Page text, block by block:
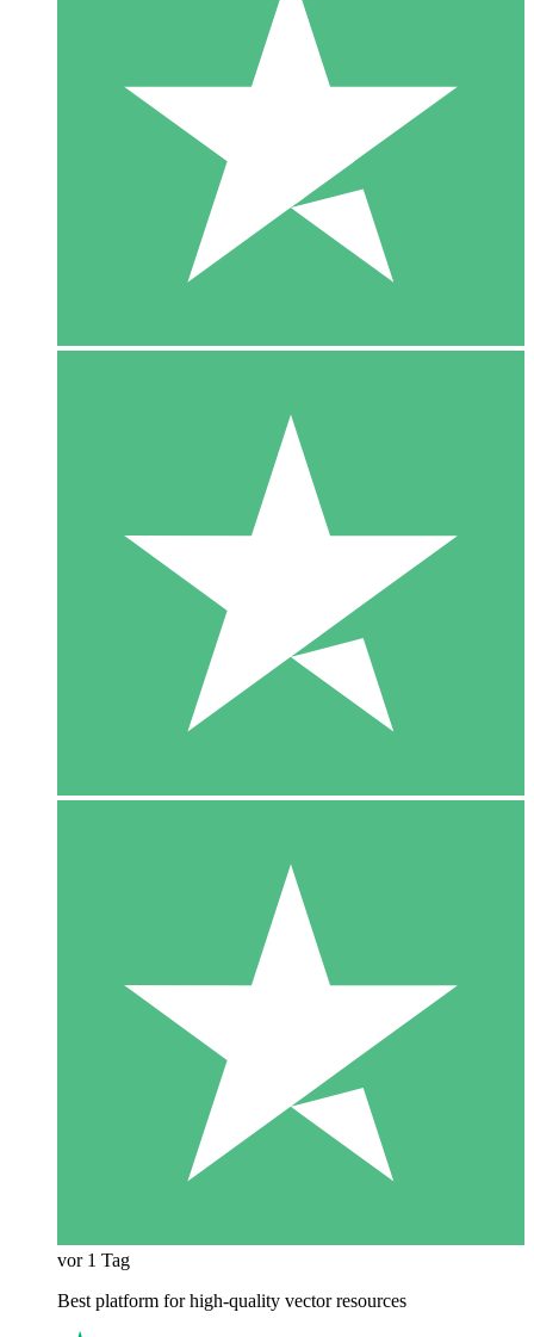
vor 1 Tag
Best platform for high-quality vector resources